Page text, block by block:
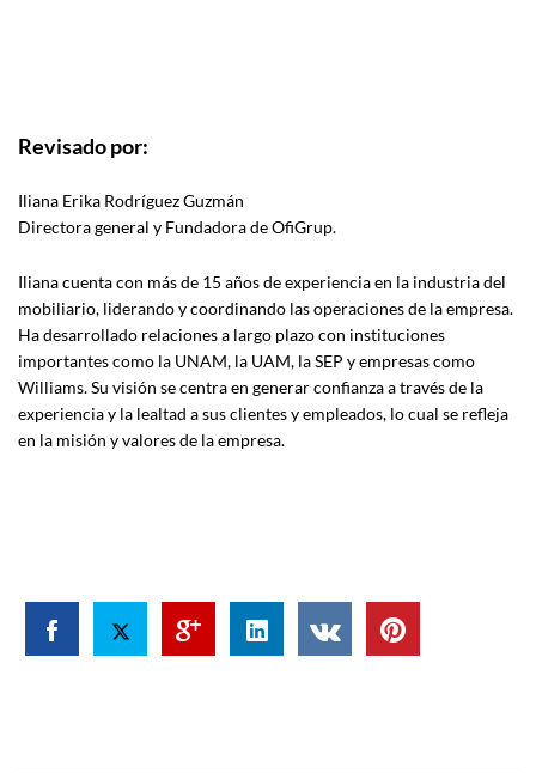
Revisado por:
Iliana Erika Rodríguez Guzmán
Directora general y Fundadora de OfiGrup.
Iliana cuenta con más de 15 años de experiencia en la industria del
mobiliario, liderando y coordinando las operaciones de la empresa.
Ha desarrollado relaciones a largo plazo con instituciones
importantes como la UNAM, la UAM, la SEP y empresas como
Williams. Su visión se centra en generar confianza a través de la
experiencia y la lealtad a sus clientes y empleados, lo cual se refleja
en la misión y valores de la empresa.